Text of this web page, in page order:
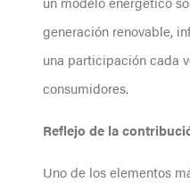
generación renovable,
una participación cada
consumidores.
Reflejo de la
Uno de los elementos